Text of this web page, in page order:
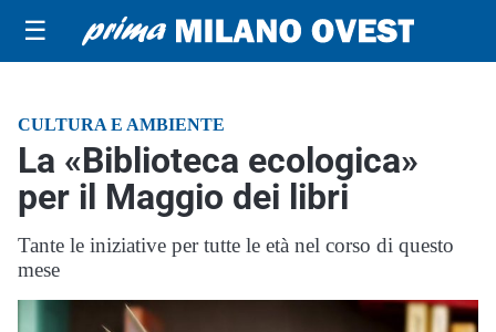
☰
CULTURA E AMBIENTE
La «Biblioteca ecologica»
per il Maggio dei libri
Tante le iniziative per tutte le età nel corso di questo
mese